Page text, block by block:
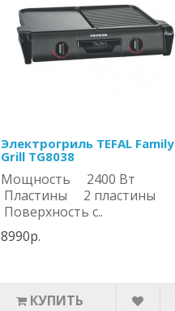
Электрогриль TEFAL Family
Grill TG8038
Мощность 2400 Вт
Пластины 2 пластины
Поверхность с..
8990р.
КУПИТЬ